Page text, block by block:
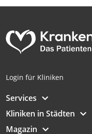
Login für Kliniken
Services
Kliniken in Städten
Magazin
Verwendung
Erstellung von
Werbung
von Inhalten
Verwendung von
personalisierter Inhalte